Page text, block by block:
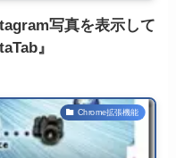
写真を表示して
』
Chrome拡張機能